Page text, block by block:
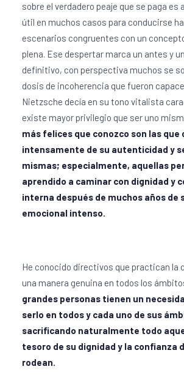
sobre el verdadero peaje que se paga es
útil en muchos casos para conducirse
escenarios congruentes con un
plena. Ese despertar marca un antes y
definitivo, con perspectiva muchos se
dosis de incoherencia que fueron
Nietzsche decía en su tono vitalista
existe mayor privilegio que ser uno
más felices que conozco son las
intensamente de su autenticidad y
mismas; especialmente, aquellas
aprendido a caminar con dignidad y
interna después de muchos años
emocional intenso.
He conocido directivos que practican la
una manera genuina en todos los
grandes personas tienen un
serlo en todos y cada uno de sus
sacrificando naturalmente todo
tesoro de su dignidad y la confianza
rodean.